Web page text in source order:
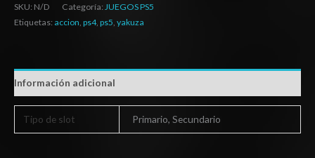
SKU: N/D Categoría: JUEGOS PS5
Etiquetas: accion, ps4, ps5, yakuza
Información adicional
Tipo de slot Primario, Secundario